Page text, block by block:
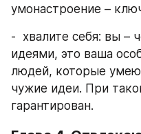
умонастроение –
-  хвалите себя: вы
идеями, это ваша
людей, которые
чужие идеи. При
гарантирован.